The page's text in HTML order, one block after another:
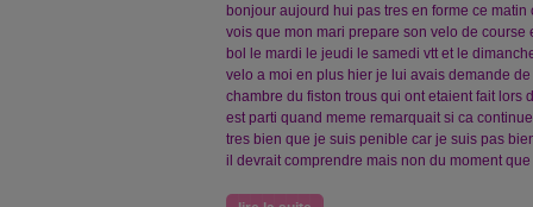
bonjour aujourd hui pas tres en forme ce
vois que mon mari prepare son velo de
bol le mardi le jeudi le samedi vtt et le
velo a moi en plus hier je lui avais demande
chambre du fiston trous qui ont etaient fait lors
est parti quand meme remarquait si ca
tres bien que je suis penible car je suis pas
il devrait comprendre mais non du moment que